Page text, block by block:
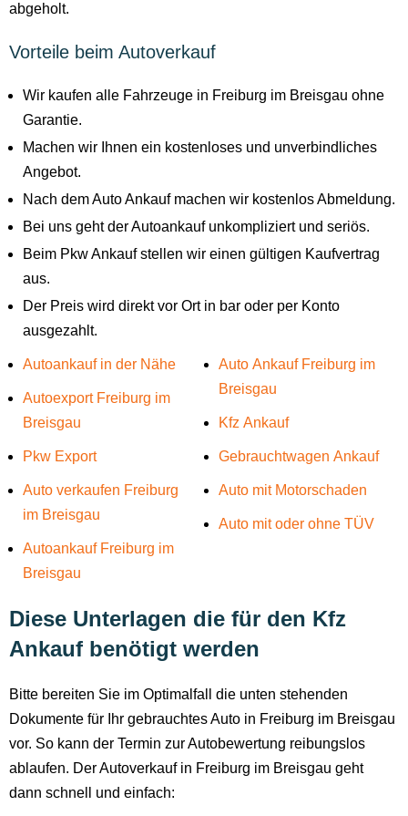
abgeholt.
Vorteile beim Autoverkauf
Wir kaufen alle Fahrzeuge in Freiburg im Breisgau ohne
Garantie.
Machen wir Ihnen ein kostenloses und unverbindliches
Angebot.
Nach dem Auto Ankauf machen wir kostenlos Abmeldung.
Bei uns geht der Autoankauf unkompliziert und seriös.
Beim Pkw Ankauf stellen wir einen gültigen Kaufvertrag
aus.
Der Preis wird direkt vor Ort in bar oder per Konto
ausgezahlt.
Autoankauf in der Nähe
Autoexport Freiburg im
Breisgau
Pkw Export
Auto verkaufen Freiburg
im Breisgau
Autoankauf Freiburg im
Breisgau
Auto Ankauf Freiburg im
Breisgau
Kfz Ankauf
Gebrauchtwagen Ankauf
Auto mit Motorschaden
Auto mit oder ohne TÜV
Diese Unterlagen die für den Kfz
Ankauf benötigt werden
Bitte bereiten Sie im Optimalfall die unten stehenden
Dokumente für Ihr gebrauchtes Auto in Freiburg im Breisgau
vor. So kann der Termin zur Autobewertung reibungslos
ablaufen. Der Autoverkauf in Freiburg im Breisgau geht
dann schnell und einfach: